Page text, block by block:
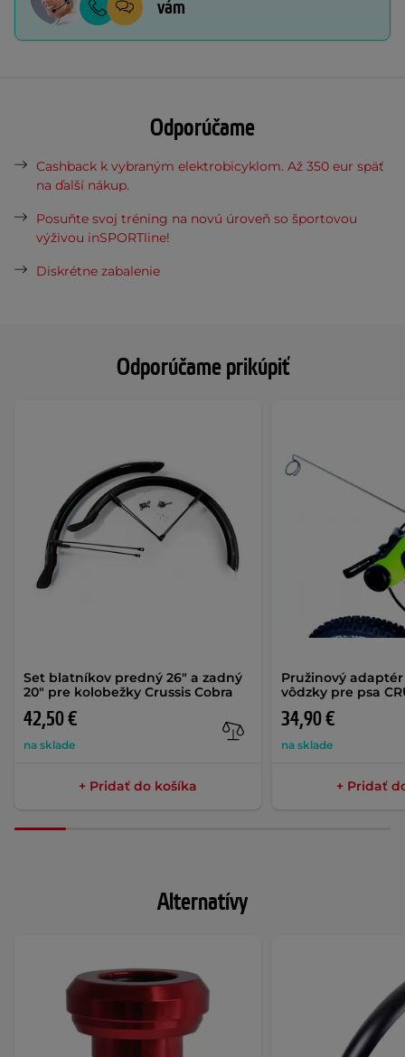
Odporúčame prikúpiť
Set blatníkov predný 26" a zadný
20" pre kolobežky Crussis Cobra
42,50 €
na sklade
+ Pridať do košíka
Pružinový
vôdzky pre psa
34,90 €
na sklade
+ Pridať
vám
Odporúčame
Cashback k vybraným elektrobicyklom. Až 350 eur späť
na ďalší nákup.
Posuňte svoj tréning na novú úroveň so športovou
výživou inSPORTline!
Diskrétne zabalenie
Alternatívy